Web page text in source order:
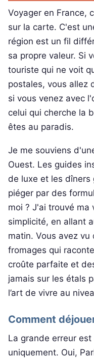
Voyager en France,
sur la carte. C'est
région est un fil
sa propre valeur. Si
touriste qui ne voit
postales, vous allez
si vous venez avec
celui qui cherche la
êtes au paradis.
Je me souviens
Ouest. Les guides
de luxe et les dîners
piéger par des
moi ? J'ai trouvé ma
simplicité, en allant
matin. Vous avez vu
fromages qui
croûte parfaite et
jamais sur les étals
l’art de vivre au
Comment
La grande erreur
uniquement. Oui,